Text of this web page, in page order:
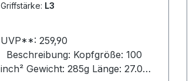
Griffstärke: L3
UVP**: 259,90
Beschreibung: Kopfgröße: 100
inch² Gewicht: 285g Länge: 27.0